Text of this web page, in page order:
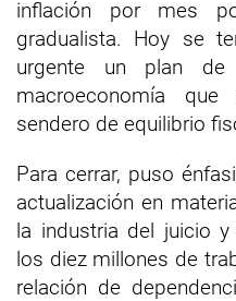
inflación por mes
gradualista. Hoy se
urgente un plan de
macroeconomía
sendero de equilibrio
Para cerrar, puso
actualización en
la industria del juicio
los diez millones de
relación de